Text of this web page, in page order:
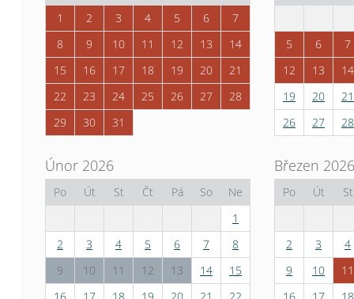
1
2 3 4 5 6
7
8
9 10 11 12 13
14
15
16 17 18 19 20
21
22
23 24 25 26 27
28
29
30 31
5 6
7
12
13
14
19
20
21
26
27 28
Únor 2026
Po Út St Čt Pá So
Ne
1
2
3 4 5 6 7
8
9
10 11 12 13 14
15
Březen 2026
Po Út St
2 3
4
9
10
11